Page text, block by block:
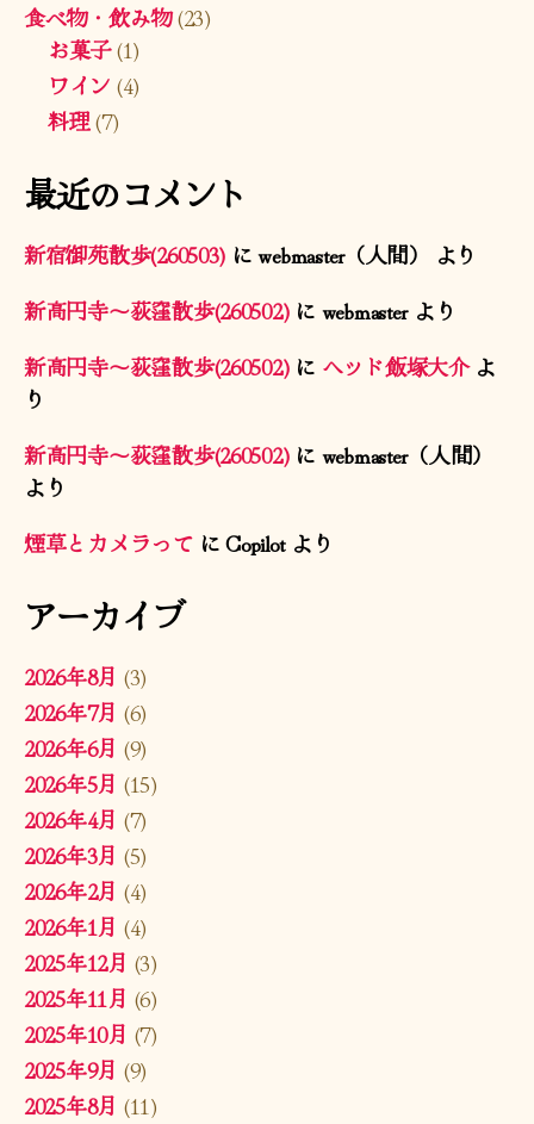
食べ物・飲み物(23)
お菓子(1)
ワイン (4)
料理(7)
最近のコメント
新宿御苑散歩(260503) にwebmaster（人間）
より
新高円寺〜荻窪散歩(260502)に webmasterより
新高円寺〜荻窪散歩(260502)に ヘッド飯塚大介よ
り
新高円寺〜荻窪散歩(260502)に webmaster（人間）
より
煙草とカメラってにCopilotより
アーカイブ
2026年8月 (3)
2026年7月 (6)
2026年6月 (9)
2026年5月 (15)
2026年4月 (7)
2026年3月 (5)
2026年2月 (4)
2026年1月 (4)
2025年12月 (3)
2025年11月 (6)
2025年10月 (7)
2025年9月 (9)
2025年8月 (11)